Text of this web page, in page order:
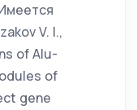
V. I.,
of Alu-
of
gene